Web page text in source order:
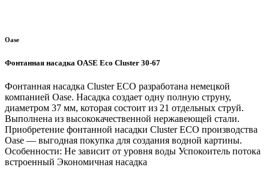
Oase
Фонтанная насадка OASE Eco Cluster 30-67
Фонтанная насадка Cluster ECO разработана немецкой
компанией Oase. Насадка создает одну полную струну,
диаметром 37 мм, которая состоит из 21 отдельных струй.
Выполнена из высококачественной нержавеющей стали.
Приобретение фонтанной насадки Cluster ECO производства
Oase — выгодная покупка для создания водной картины.
Особенности: Не зависит от уровня воды Успокоитель потока
встроенный Экономичная насадка